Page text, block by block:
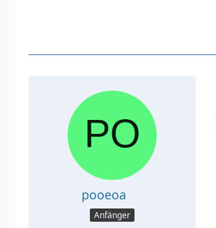
pooeoa
Anfänger